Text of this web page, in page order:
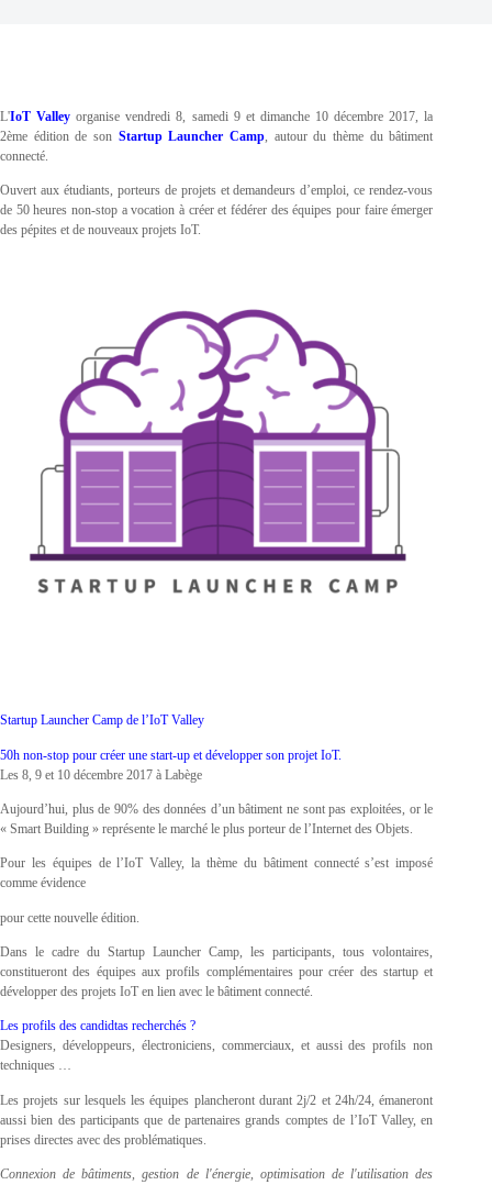
L'IoT Valley organise vendredi 8, samedi 9 et dimanche 10 décembre 2017, la
2ème édition de son Startup Launcher Camp, autour du thème du bâtiment
connecté.
Ouvert aux étudiants, porteurs de projets et demandeurs d’emploi, ce rendez-­vous
de 50 heures non-­stop a vocation à créer et fédérer des équipes pour faire émerger
des pépites et de nouveaux projets IoT.
Startup Launcher Camp de l’IoT Valley
50h non-­stop pour créer une start-­up et développer son projet IoT.
Les 8, 9 et 10 décembre 2017 à Labège
Aujourd’hui, plus de 90% des données d’un bâtiment ne sont pas exploitées, or le
« Smart Building » représente le marché le plus porteur de l’Internet des Objets.
Pour les équipes de l’IoT Valley, la thème du bâtiment connecté s’est imposé
comme évidence
pour cette nouvelle édition.
Dans le cadre du Startup Launcher Camp, les participants, tous volontaires,
constitueront des équipes aux profils complémentaires pour créer des startup et
développer des projets IoT en lien avec le bâtiment connecté.
Les profils des candidtas recherchés ?
Designers, développeurs, électroniciens, commerciaux, et aussi des profils non
techniques …
Les projets sur lesquels les équipes plancheront durant 2j/2 et 24h/24, émaneront
aussi bien des participants que de partenaires grands comptes de l’IoT Valley, en
prises directes avec des problématiques.
Connexion de bâtiments, gestion de l'énergie, optimisation de l'utilisation des